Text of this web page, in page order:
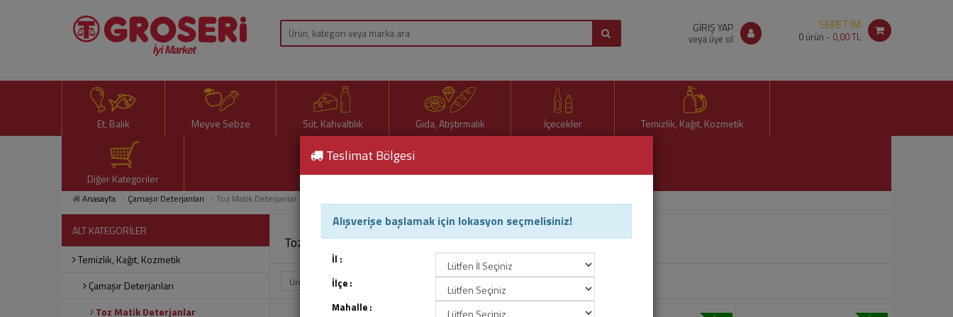
GİRİŞ YAP
veya üye ol
SEPETİM
0 ürün - 0,00 TL
Et, Balık Meyve Sebze Süt, Kahvaltılık Gıda, Atıştırmalık İçecekler Temizlik, Kağıt, Kozmetik
Diğer Kategoriler
Anasayfa Çamaşır Deterjanları Toz Matik Deterjanlar
ALT KATEGORİLER
Temizlik, Kağıt, Kozmetik
Çamaşır Deterjanları
Toz Matik Deterjanlar
Toz Matik Deterjanlar
Teslimat Bölgesi
Alışverişe başlamak için lokasyon seçmelisiniz!
İl :
İlçe :
Mahalle :